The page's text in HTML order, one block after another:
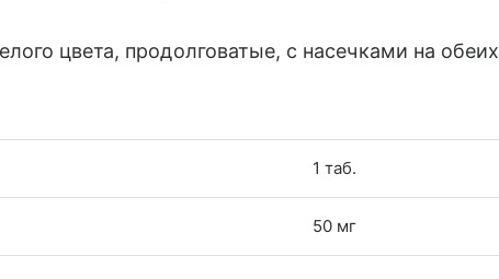
цвета, продолговатые, с насечками на обеих
1 таб.
50 мг